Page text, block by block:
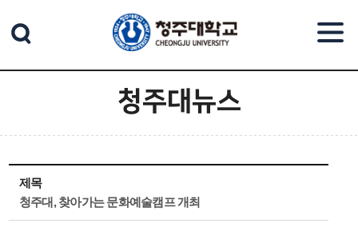
청주대뉴스
제목
청주대, 찾아가는 문화예술캠프 개최